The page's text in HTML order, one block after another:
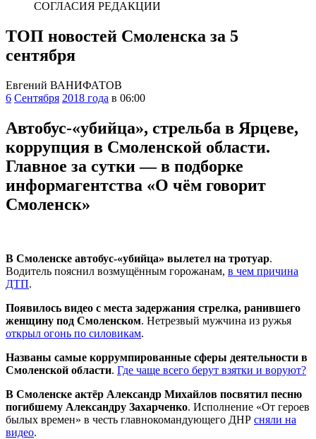
СОГЛАСИЯ РЕДАКЦИИ
ТОП новостей Смоленска за 5
сентября
Евгений ВАНИФАТОВ
6 Сентября 2018 года в 06:00
Автобус-«убийца», стрельба в Ярцеве,
коррупция в Смоленской области.
Главное за сутки — в подборке
информагентства «О чём говорит
Смоленск»
В Смоленске автобус-«убийца» вылетел на тротуар.
Водитель пояснил возмущённым горожанам, в чем причина
ДТП.
Появилось видео с места задержания стрелка, ранившего
женщину под Смоленском. Нетрезвый мужчина из ружья
открыл огонь по силовикам.
Названы самые коррумпированные сферы деятельности в
Смоленской области. Где чаще всего берут взятки и воруют?
В Смоленске актёр Александр Михайлов посвятил песню
погибшему Александру Захарченко. Исполнение «От героев
былых времен» в честь главнокомандующего ДНР сняли на
видео.